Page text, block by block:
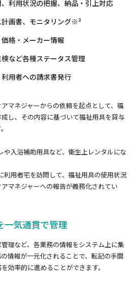
、利用状況の把握、納品・引上対応
計画書、モニタリング※²
価格・メーカー情報
検など各種ステータス管理
利用者への請求書発行
マネジャーからの依頼を起点として、福
し、その内容に基づいて福祉用具を貸与
入浴補助用具など、衛生上レンタルにな
用者宅を訪問して、福祉用具の使用状況
マネジャーへの報告が義務化されてい
一気通貫で管理
理など、各業務の情報をシステム上に集
情報が一元化されることで、転記の手間
効率的に進めることができます。